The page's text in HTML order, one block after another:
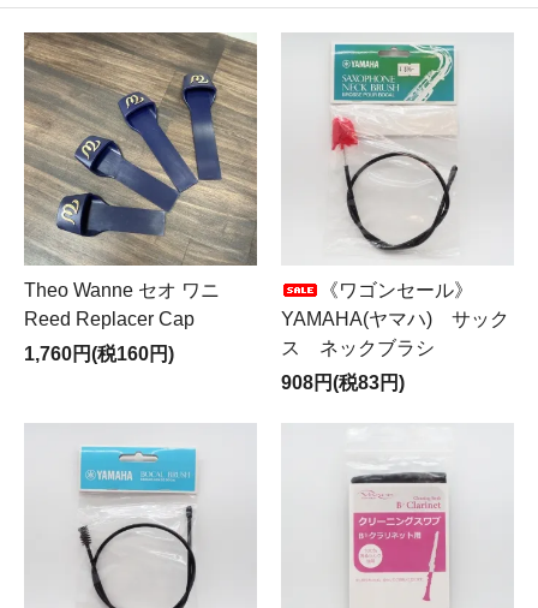
Theo Wanne セオ ワニ
Reed Replacer Cap
1,760円(税160円)
《ワゴンセール》
YAMAHA(ヤマハ) サック
ス ネックブラシ
908円(税83円)